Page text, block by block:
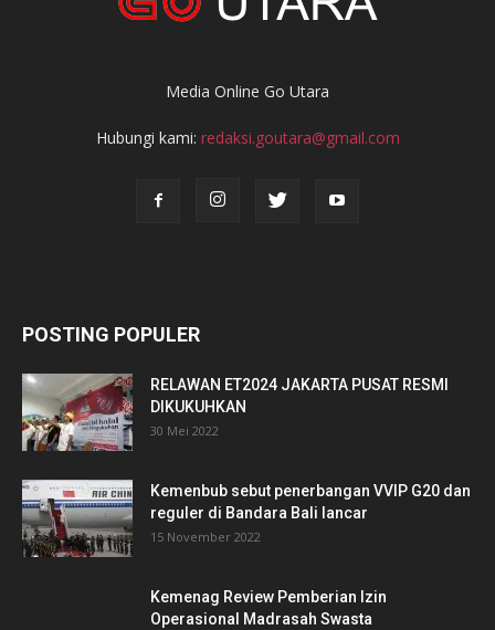
Media Online Go Utara
Hubungi kami: redaksi.goutara@gmail.com
POSTING POPULER
RELAWAN ET2024 JAKARTA PUSAT RESMI
DIKUKUHKAN
30 Mei 2022
Kemenbub sebut penerbangan VVIP G20 dan
reguler di Bandara Bali lancar
15 November 2022
Kemenag Review Pemberian Izin
Operasional Madrasah Swasta